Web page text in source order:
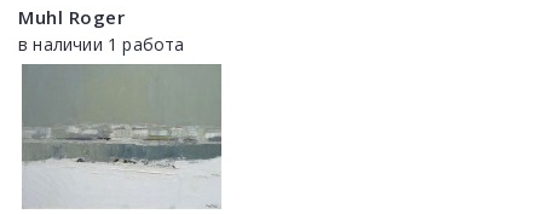
Muhl Roger
в наличии 1 работа